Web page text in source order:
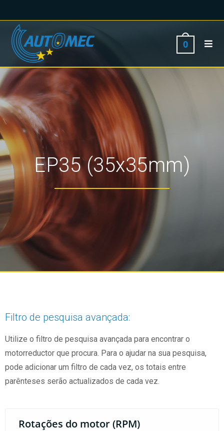
0
EP35 (35x35mm)
Filtro de pesquisa avançada:
Utilize o filtro de pesquisa avançada para encontrar o
motorreductor que procura. Para o ajudar na sua pesquisa,
pode adicionar um filtro de cada vez, os totais entre
parênteses serão actualizados de cada vez.
Rotações do motor (RPM)